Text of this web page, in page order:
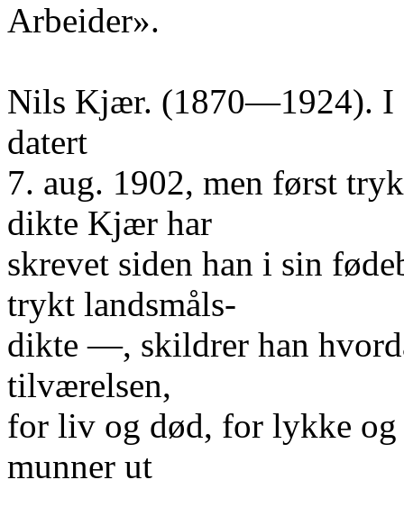
Arbeider».
Nils Kjær. (1870—1924). I
datert
7. aug. 1902, men først
dikte Kjær har
skrevet siden han i sin
trykt landsmåls-
dikte —, skildrer han
tilværelsen,
for liv og død, for lykke og
munner ut